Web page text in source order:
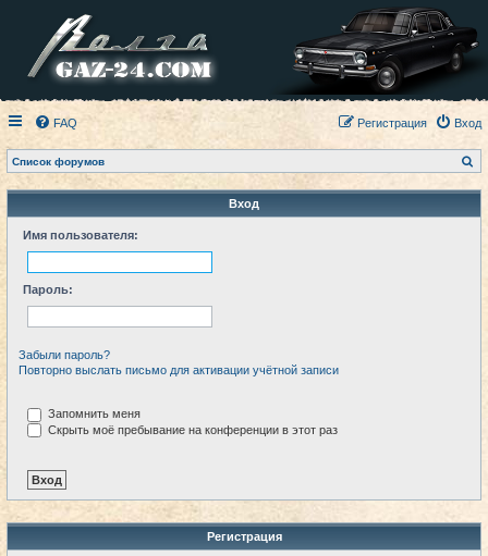
FAQ Вход
Регистрация
Список форумов
о
с
Вход
Имя пользователя:
Пароль:
Забыли пароль?
Повторно выслать письмо для активации учётной записи
Запомнить меня
Скрыть моё пребывание на конференции в этот раз
Регистрация